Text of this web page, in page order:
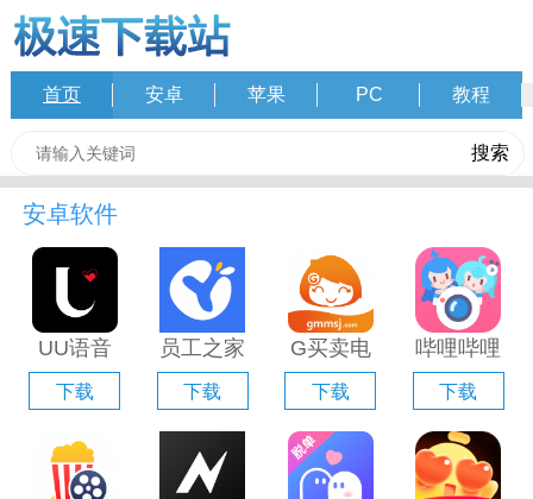
首页 安卓 苹果 PC 教程
安卓软件
UU语音
电脑版
「含模拟
器」
下载
员工之家
电脑版
「含模拟
下载
G买卖电
脑版「含
模拟器」
下载
哔哩哔哩
直播姬电
脑版「含
模拟器」
下载